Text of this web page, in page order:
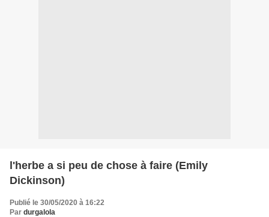
l'herbe a si peu de chose à faire (Emily
Dickinson)
Publié le 30/05/2020 à 16:22
Par durgalola